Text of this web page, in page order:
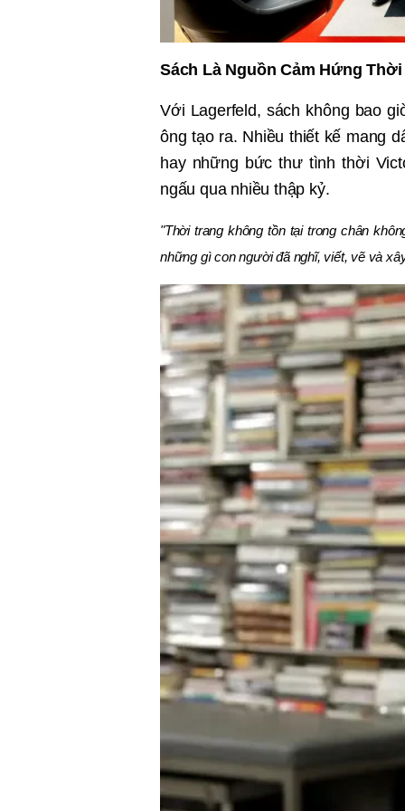
Sách Là Nguồn Cảm Hứng Thời
Với Lagerfeld, sách không bao
ông tạo ra. Nhiều thiết kế mang
hay những bức thư tình thời
ngấu qua nhiều thập kỷ.
"Thời trang không tồn tại trong chân
những gì con người đã nghĩ, viết, vẽ và